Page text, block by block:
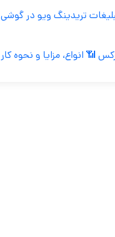
تریدینگ ویو در گوشی
📶 انواع، مزایا و نحوه کار